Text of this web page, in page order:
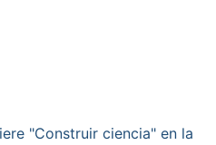
"Construir ciencia" en la